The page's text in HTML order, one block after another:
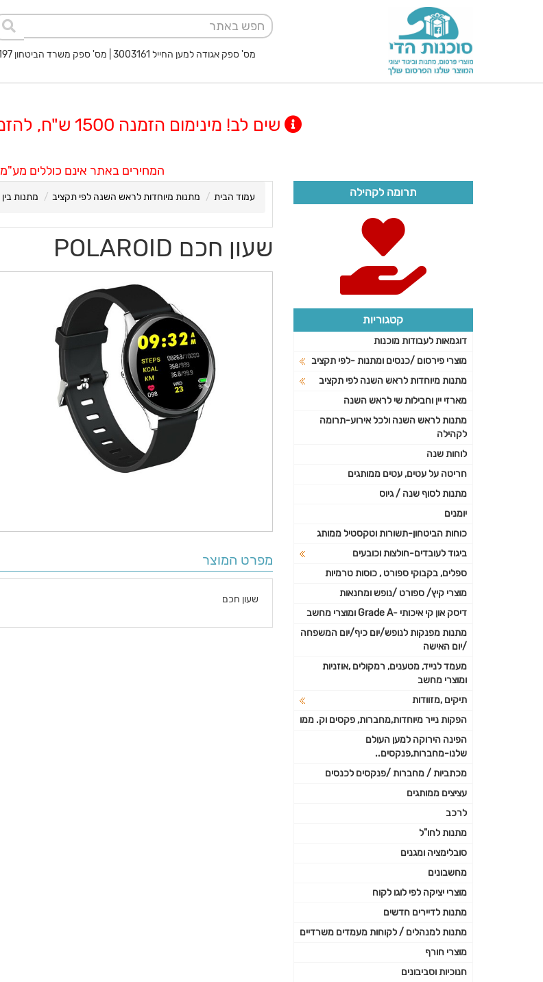
מס' ספק אגודה למען החייל 3003161 | מס' ספק משרד הביטחון 11010197 | מס' ספק משטרת ישראל 40017932
שים לב! מינימום הזמנה 1500 ש"ח, להזמנות 08-8564549
המחירים באתר אינם כוללים מע"מ
עמוד הבית מתנות מיוחדות לראש השנה לפי תקציב מתנות בין 150- 100 שח
שעון חכם POLAROID
מפרט המוצר
שעון חכם
תרומה לקהילה
קטגוריות
דוגמאות לעבודות מוכנות
מוצרי פירסום /כנסים ומתנות -לפי תקציב
מתנות מיוחדות לראש השנה לפי תקציב
מארזי יין וחבילות שי לראש השנה
מתנות לראש השנה ולכל אירוע-תרומה
לקהילה
לוחות שנה
חריטה על עטים, עטים ממותגים
מתנות לסוף שנה / גיוס
יומנים
כוחות הביטחון-תשורות וטקסטיל ממותג
ביגוד לעובדים-חולצות וכובעים
ספלים, בקבוקי ספורט , כוסות טרמיות
מוצרי קיץ/ ספורט /נופש ומחנאות
דיסק און קי איכותי -Grade A ומוצרי מחשב
מתנות מפנקות לנופש/יום כיף/יום המשפחה
/יום האישה
מעמד לנייד, מטענים, רמקולים ,אוזניות
ומוצרי מחשב
תיקים ,מזוודות
הפקות נייר מיוחדות,מחברות, פקסים וק. ממו
הפינה הירוקה למען העולם
שלנו-מחברות,פנקסים..
מכתביות / מחברות /פנקסים לכנסים
עציצים ממותגים
לרכב
מתנות לחו"ל
סובלימציה ומגנים
מחשבונים
מוצרי יציקה לפי לוגו לקוח
מתנות לדיירים חדשים
מתנות למנהלים / לקוחות מעמדים משרדיים
מוצרי חורף
חנוכיות וסביבונים